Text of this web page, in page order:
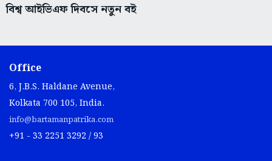
বিশ্ব আইভিএফ দিবসে নতুন বই
Office
6, J.B.S. Haldane Avenue,
Kolkata 700 105, India.
info@bartamanpatrika.com
+91 - 33 2251 3292 / 93